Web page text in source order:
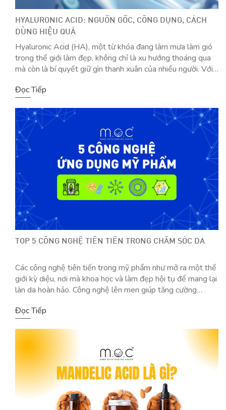
HYALURONIC ACID: NGUỒN GỐC, CÔNG DỤNG, CÁCH
DÙNG HIỆU QUẢ
Hyaluronic Acid (HA), một từ khóa đang làm mưa làm gió
trong thế giới làm đẹp, không chỉ là xu hướng thoáng qua
mà còn là bí quyết giữ gìn thanh xuân của nhiều người. Với
HA trở thành “cứu tinh” cho làn […]
Đọc Tiếp
TOP 5 CÔNG NGHỆ TIÊN TIẾN TRONG CHĂM SÓC DA
Các công nghệ tiên tiến trong mỹ phẩm như mở ra một thế
giới kỳ diệu, nơi mà khoa học và làm đẹp hội tụ để mang lại
làn da hoàn hảo. Công nghệ lên men giúp tăng cường
mang đến cảm giác khô thoáng, […]
Đọc Tiếp